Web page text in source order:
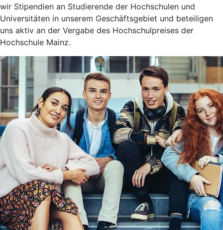
wir Stipendien an Studierende der Hochschulen und
Universitäten in unserem Geschäftsgebiet und beteiligen
uns aktiv an der Vergabe des Hochschulpreises der
Hochschule Mainz.